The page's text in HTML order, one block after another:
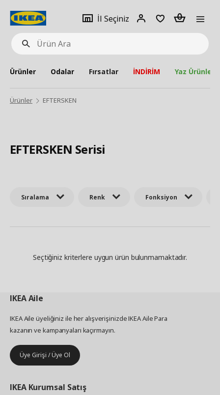
Ürün
Ara
İl Seçiniz
Giriş
Adet
Ürünler Odalar Fırsatlar İNDİRİM Yaz Ürünleri
Ürünler EFTERSKEN
EFTERSKEN Serisi
Sıralama Renk Fonksiyon
Seçtiğiniz kriterlere uygun ürün bulunmamaktadır.
IKEAAile
IKEA Aile üyeliğiniz ile her alışverişinizde IKEA Aile Para
kazanın ve kampanyaları kaçırmayın.
Üye Girişi / Üye Ol
IKEA Kurumsal Satış